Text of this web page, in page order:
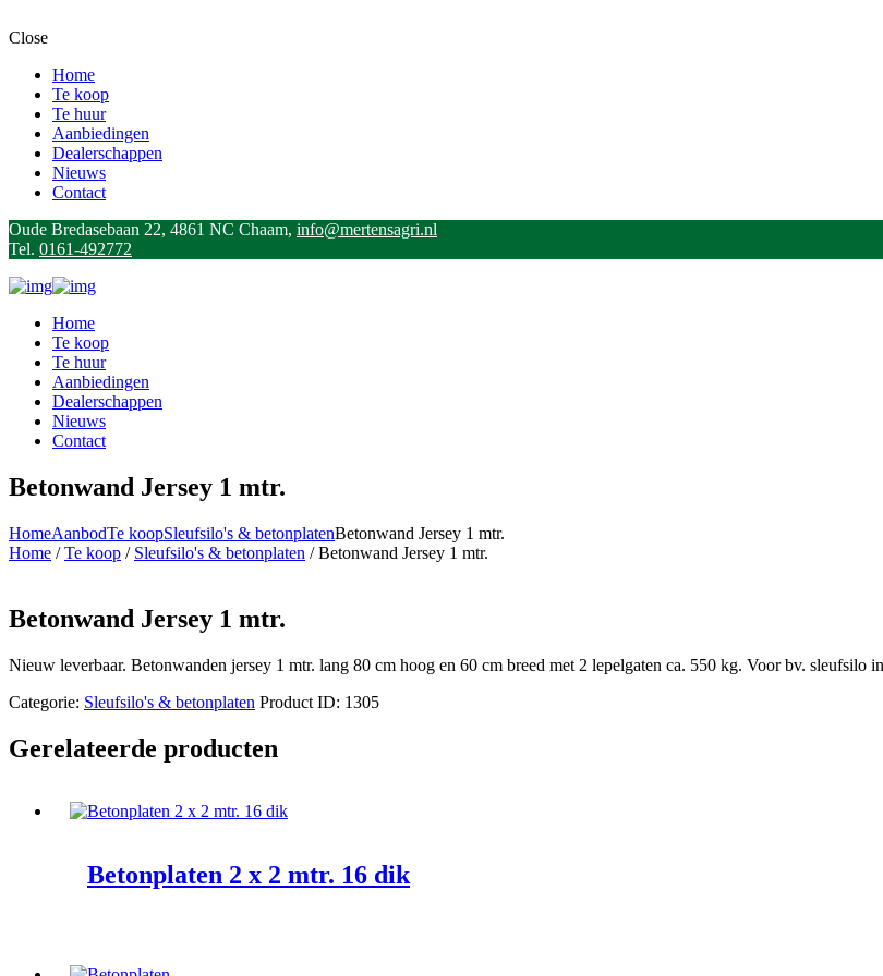
Close
Home
Te koop
Te huur
Aanbiedingen
Dealerschappen
Nieuws
Contact
Oude Bredasebaan 22, 4861 NC Chaam, info@mertensagri.nl
Tel. 0161-492772
Home
Te koop
Te huur
Aanbiedingen
Dealerschappen
Nieuws
Contact
Betonwand Jersey 1 mtr.
HomeAanbodTe koopSleufsilo's & betonplatenBetonwand Jersey 1 mtr.
Home /Te koop / Sleufsilo's & betonplaten / Betonwand Jersey 1 mtr.
Betonwand Jersey 1 mtr.
Nieuw leverbaar. Betonwanden jersey 1 mtr. lang 80 cm hoog en 60 cm breed met 2 lepelgaten ca. 550 kg. Voor bv. sleufsilo
Categorie: Sleufsilo's & betonplaten Product ID: 1305
Gerelateerde producten
Betonplaten 2 x 2 mtr. 16 dik